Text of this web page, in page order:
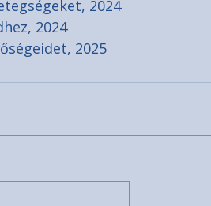
2024
2024
2025